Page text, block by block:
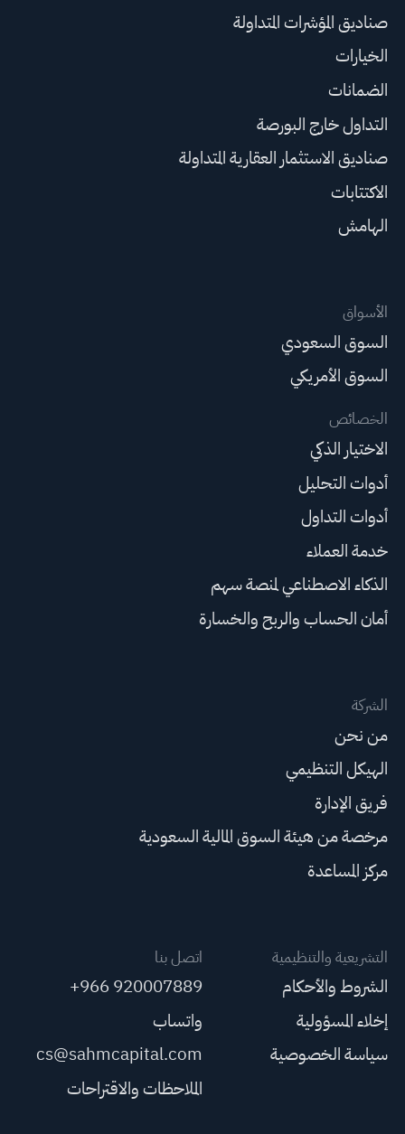
صناديق المؤشرات المتداولة
الخيارات
الضمانات
التداول خارج البورصة
صناديق الاستثمار العقارية المتداولة
الاكتتابات
الهامش
الأسواق
السوق السعودي
السوق الأمريكي
الخصائص
الاختيار الذكي
أدوات التحليل
أدوات التداول
خدمة العملاء
الذكاء الاصطناعي لمنصة سهم
أمان الحساب والربح والخسارة
الشركة
من نحن
الهيكل التنظيمي
فريق الإدارة
مرخصة من هيئة السوق المالية السعودية
مركز المساعدة
التشريعية والتنظيمية
الشروط والأحكام
إخلاء المسؤولية
سياسة الخصوصية
اتصل بنا
+966 920007889
واتساب
cs@sahmcapital.com
الملاحظات والاقتراحات